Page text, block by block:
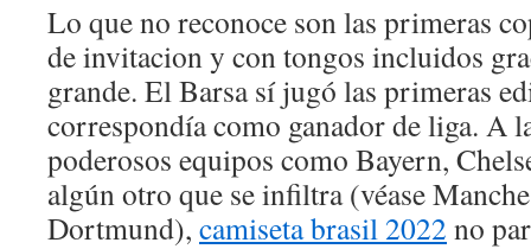
Lo que no reconoce son las primeras
de invitacion y con tongos incluidos
grande. El Barsa sí jugó las primeras
correspondía como ganador de liga. A
poderosos equipos como Bayern,
algún otro que se infiltra (véase
Dortmund), camiseta brasil 2022 no